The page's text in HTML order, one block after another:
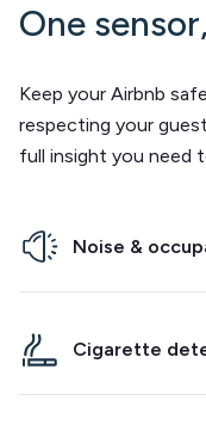
One
Keep your Airbnb
respecting your
full insight you need
Noise &
guests
Cigarette